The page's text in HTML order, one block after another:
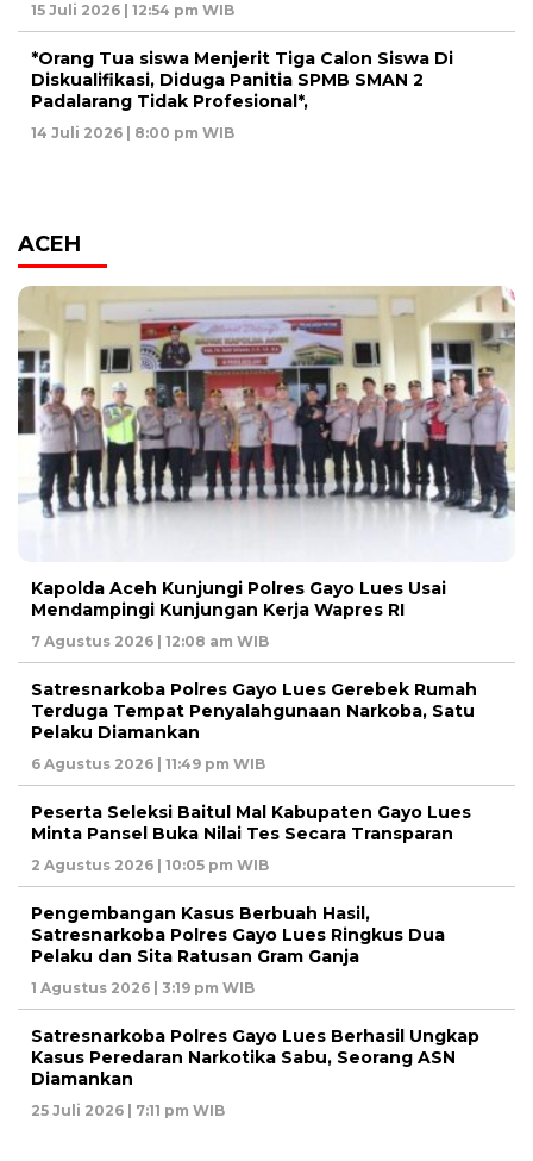
15 Juli 2026 | 12:54 pm WIB
*Orang Tua siswa Menjerit Tiga Calon Siswa Di
Diskualifikasi, Diduga Panitia SPMB SMAN 2
Padalarang Tidak Profesional*,
14 Juli 2026 | 8:00 pm WIB
ACEH
Kapolda Aceh Kunjungi Polres Gayo Lues Usai
Mendampingi Kunjungan Kerja Wapres RI
7 Agustus 2026 | 12:08 am WIB
Satresnarkoba Polres Gayo Lues Gerebek Rumah
Terduga Tempat Penyalahgunaan Narkoba, Satu
Pelaku Diamankan
6 Agustus 2026 | 11:49 pm WIB
Peserta Seleksi Baitul Mal Kabupaten Gayo Lues
Minta Pansel Buka Nilai Tes Secara Transparan
2 Agustus 2026 | 10:05 pm WIB
Pengembangan Kasus Berbuah Hasil,
Satresnarkoba Polres Gayo Lues Ringkus Dua
Pelaku dan Sita Ratusan Gram Ganja
1 Agustus 2026 | 3:19 pm WIB
Satresnarkoba Polres Gayo Lues Berhasil Ungkap
Kasus Peredaran Narkotika Sabu, Seorang ASN
Diamankan
25 Juli 2026 | 7:11 pm WIB